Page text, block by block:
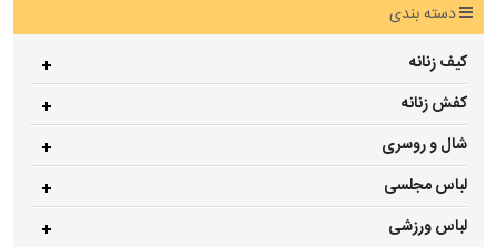
دسته بندی
کیف زنانه
کفش زنانه
شال و روسری
لباس مجلسی
لباس ورزشی